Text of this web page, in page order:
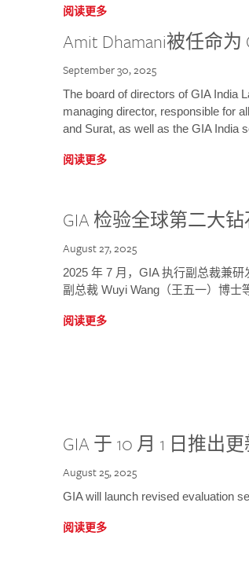
阅读更多
Amit Dhamani被任命为
September 30, 2025
The board of directors of GIA India
managing director, responsible for
and Surat, as well as the GIA India
阅读更多
GIA 检验全球第二大
August 27, 2025
2025 年 7 月，GIA 执行副总裁兼
副总裁 Wuyi Wang（王五一）博士
阅读更多
GIA 于 10 月 1 日推出
August 25, 2025
GIA will launch revised evaluation
阅读更多